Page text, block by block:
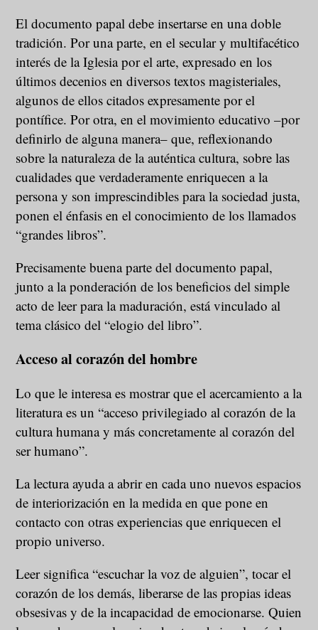
El documento papal debe insertarse en una doble
tradición. Por una parte, en el secular y multifacético
interés de la Iglesia por el arte, expresado en los
últimos decenios en diversos textos magisteriales,
algunos de ellos citados expresamente por el
pontífice. Por otra, en el movimiento educativo –por
definirlo de alguna manera– que, reflexionando
sobre la naturaleza de la auténtica cultura, sobre las
cualidades que verdaderamente enriquecen a la
persona y son imprescindibles para la sociedad justa,
ponen el énfasis en el conocimiento de los llamados
“grandes libros”.
Precisamente buena parte del documento papal,
junto a la ponderación de los beneficios del simple
acto de leer para la maduración, está vinculado al
tema clásico del “elogio del libro”.
Acceso al corazón del hombre
Lo que le interesa es mostrar que el acercamiento a la
literatura es un “acceso privilegiado al corazón de la
cultura humana y más concretamente al corazón del
ser humano”.
La lectura ayuda a abrir en cada uno nuevos espacios
de interiorización en la medida en que pone en
contacto con otras experiencias que enriquecen el
propio universo.
Leer significa “escuchar la voz de alguien”, tocar el
corazón de los demás, liberarse de las propias ideas
obsesivas y de la incapacidad de emocionarse. Quien